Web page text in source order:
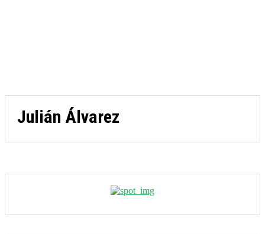
Julián Álvarez